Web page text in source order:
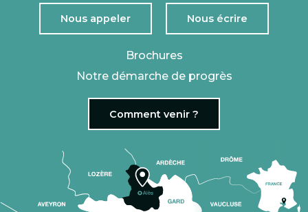
Nous appeler Nous écrire
Brochures
Notre démarche de progrès
Comment venir ?